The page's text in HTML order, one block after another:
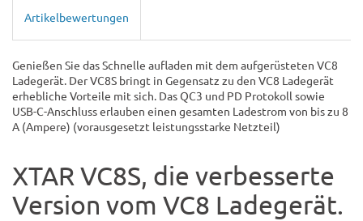
Artikelbewertungen
Genießen Sie das Schnelle aufladen mit dem aufgerüsteten VC8
Ladegerät. Der VC8S bringt in Gegensatz zu den VC8 Ladegerät
erhebliche Vorteile mit sich. Das QC3 und PD Protokoll sowie
USB-C-Anschluss erlauben einen gesamten Ladestrom von bis zu 8
A (Ampere) (vorausgesetzt leistungsstarke Netzteil)
XTAR VC8S, die verbesserte
Version vom VC8 Ladegerät.